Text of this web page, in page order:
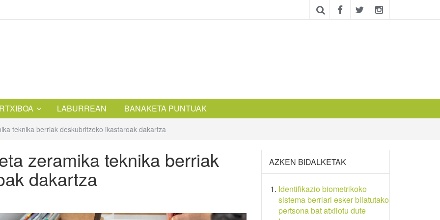
LABURREAN BANAKETA PUNTUAK
teknika berriak deskubritzeko ikastaroak dakartza
zeramika teknika berriak
dakartza
AZKEN BIDALKETAK
Identifikazio biometrikoko
sistema berriari esker bilatutako
pertsona bat atxilotu dute